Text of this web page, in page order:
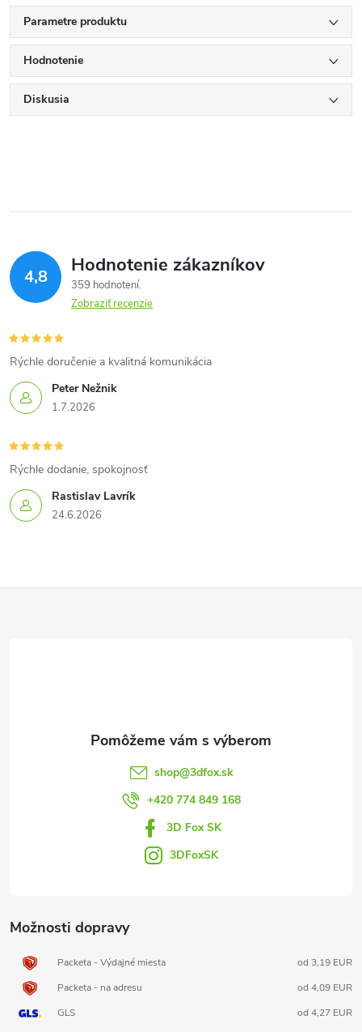
Parametre produktu
Hodnotenie
Diskusia
4,8 Hodnotenie zákazníkov
359 hodnotení
Zobraziť recenzie
Peter Nežnik
1.7.2026
Rýchle doručenie a kvalitná komunikácia
Rastislav Lavrík
24.6.2026
Rýchle dodanie, spokojnosť
Možnosti dopravy
Packeta - Výdajné miesta
od 3,19 EUR
Packeta - na adresu
od 4,09 EUR
GLS
od 4,27 EUR
shop@3dfox.sk
+420 774 849 168
3D Fox SK
3DFoxSK